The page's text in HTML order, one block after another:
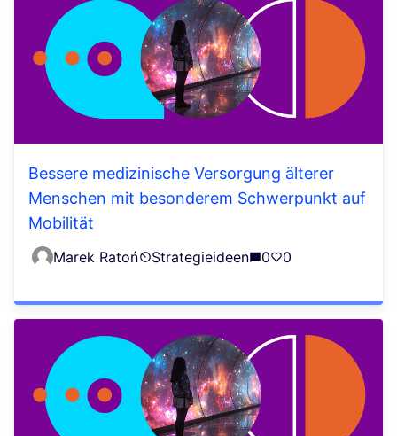
Bessere medizinische Versorgung älterer
Menschen mit besonderem Schwerpunkt auf
Mobilität
Marek Ratoń Strategieideen 0 0